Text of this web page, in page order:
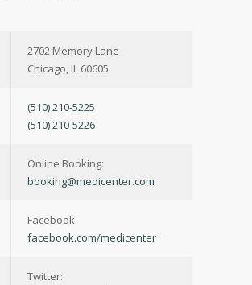
2702 Memory Lane
Chicago, IL 60605
(510) 210-5225
(510) 210-5226
Online Booking:
booking@medicenter.com
Facebook:
facebook.com/medicenter
Twitter: